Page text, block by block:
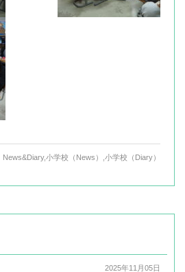
News&Diary,小学校（News） 小学校（Diary）
2025年11月05日